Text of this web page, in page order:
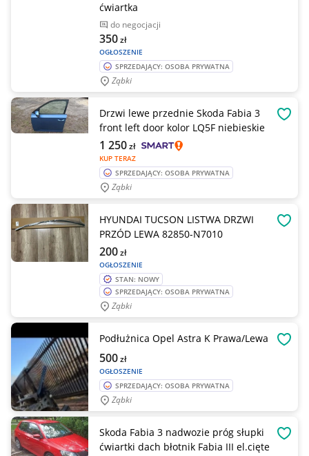
ćwiartka
do negocjacji
OGŁOSZENIE
350zł
SPRZEDAJĄCY: OSOBA PRYWATNA
Ząbki
Drzwi lewe przednie Skoda Fabia 3
front left door kolor LQ5F niebieskie
KUP TERAZ
1 250zł
SPRZEDAJĄCY: OSOBA PRYWATNA
Ząbki
HYUNDAI TUCSON LISTWA DRZWI
PRZÓD LEWA 82850-N7010
OGŁOSZENIE
200zł
STAN: NOWY
SPRZEDAJĄCY: OSOBA PRYWATNA
Ząbki
Podłużnica Opel Astra K Prawa/Lewa
OGŁOSZENIE
500zł
SPRZEDAJĄCY: OSOBA PRYWATNA
Ząbki
Skoda Fabia 3 nadwozie próg słupki
ćwiartki dach błotnik Fabia III el.cięte